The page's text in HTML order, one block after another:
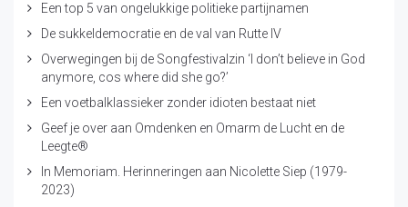
Een top 5 van ongelukkige politieke partijnamen
De sukkeldemocratie en de val van Rutte IV
Overwegingen bij de Songfestivalzin ‘I don’t believe in God
anymore, cos where did she go?’
Een voetbalklassieker zonder idioten bestaat niet
Geef je over aan Omdenken en Omarm de Lucht en de
Leegte®
In Memoriam. Herinneringen aan Nicolette Siep (1979-
2023)